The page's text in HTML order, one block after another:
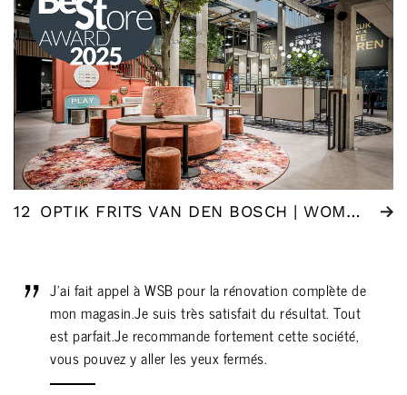
12 OPTIK FRITS VAN DEN BOSCH | WOMMELGEM (BE)
J'ai fait appel à WSB pour la rénovation complète de
mon magasin.Je suis très satisfait du résultat. Tout
est parfait.Je recommande fortement cette société,
vous pouvez y aller les yeux fermés.